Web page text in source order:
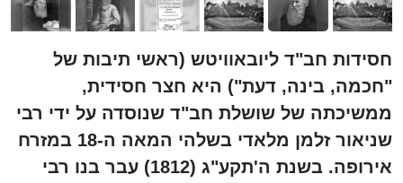
חסידות חב"ד ליובאוויטש (ראשי תיבות של
"חכמה, בינה, דעת") היא חצר חסידית,
ממשיכתה של שושלת חב"ד שנוסדה על ידי רבי
שניאור זלמן מלאדי בשלהי המאה ה-18 במזרח
אירופה. בשנת ה'תקע"ג (1812) עבר בנו רבי